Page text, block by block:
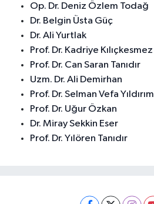
Op. Dr. Deniz Özlem Todağ
Dr. Belgin Üsta Güç
Dr. Ali Yurtlak
Prof. Dr. Kadriye Kılıçkesmez
Prof. Dr. Can Saran Tanıdır
Uzm. Dr. Ali Demirhan
Prof. Dr. Selman Vefa Yıldırım
Prof. Dr. Uğur Özkan
Dr. Miray Sekkin Eser
Prof. Dr. Yılören Tanıdır